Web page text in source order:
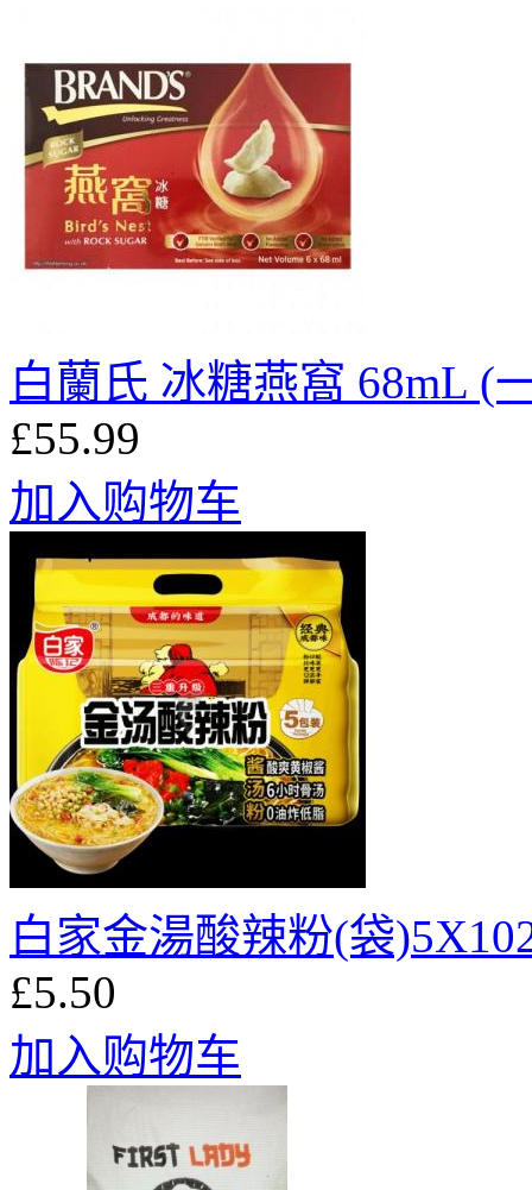
白蘭氏 冰糖燕窩 68mL (
£55.99
加入购物车
白家金湯酸辣粉(袋
£5.50
加入购物车